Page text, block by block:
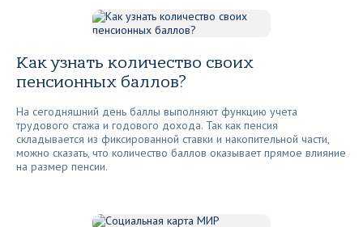
Как узнать количество своих
пенсионных баллов?
На сегодняшний день баллы выполняют функцию учета
трудового стажа и годового дохода. Так как пенсия
складывается из фиксированной ставки и накопительной части,
можно сказать, что количество баллов оказывает прямое влияние
на размер пенсии.